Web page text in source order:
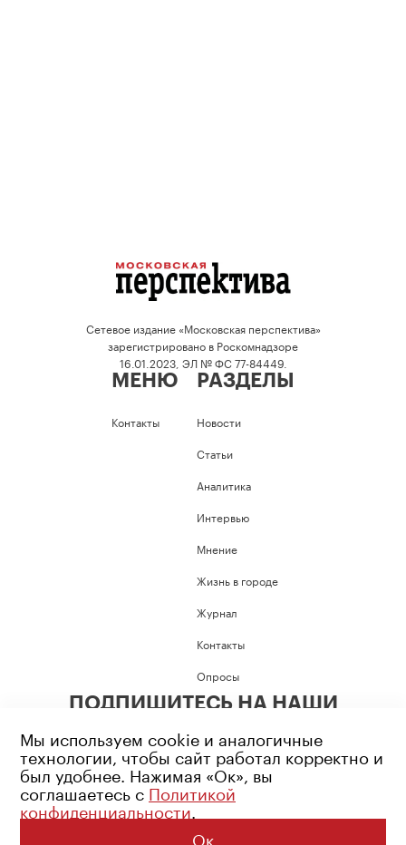
Сетевое издание «Московская перспектива»
зарегистрировано в Роскомнадзоре
16.01.2023, ЭЛ № ФС 77-84449.
МЕНЮ
Контакты
РАЗДЕЛЫ
Новости
Статьи
Аналитика
Интервью
Мнение
Жизнь в городе
Журнал
Контакты
Опросы
ПОДПИШИТЕСЬ НА НАШИ
Возрастное ограничение: 16+
Политика конфиденциальности
Мы используем cookie и аналогичные
технологии, чтобы сайт работал корректно и
был удобнее. Нажимая «Ок», вы
соглашаетесь с Политикой
конфиденциальности.
Ок